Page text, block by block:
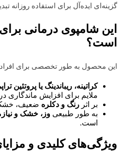
گزینه‌ای ایده‌آل برای استفاده روزانه
این شامپوی درمانی
است؟
این محصول به طور تخصصی برای
کراتینه، ریباندینگ یا پروتئین
ملایم برای افزایش ماندگاری
بر اثر رنگ و دکلره ضعیف،
به طور طبیعی وز، خشک و
است.
ویژگی‌های کلیدی و